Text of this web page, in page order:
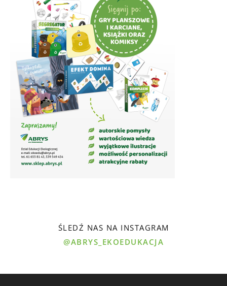
ŚLEDŹ NAS NA INSTAGRAM
@ABRYS_EKOEDUKACJA